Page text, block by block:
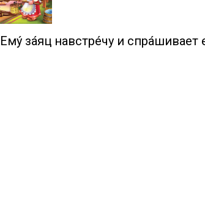
за́яц навстре́чу и спра́шивает